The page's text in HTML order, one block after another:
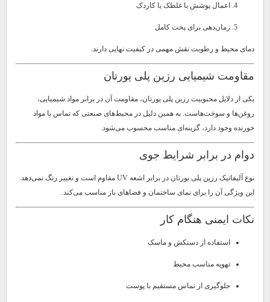
اعمال پوشش با غلطک یا کاردک
زمان‌دهی برای پخت کامل
دمای محیط و رطوبت نقش مهمی در کیفیت نهایی دارند.
مقاومت شیمیایی رزین پلی یورتان
یکی از دلایل محبوبیت رزین پلی یورتان، مقاومت آن در برابر مواد شیمیایی،
روغن‌ها و سوخت‌هاست. به همین دلیل در محیط‌های صنعتی که تماس با مواد
خورنده وجود دارد، گزینه‌ای مناسب محسوب می‌شود.
دوام در برابر شرایط جوی
نوع آلیفاتیک رزین پلی یورتان در برابر اشعه UV مقاوم است و تغییر رنگ نمی‌دهد.
این ویژگی آن را برای نمای ساختمان و فضاهای باز مناسب می‌کند.
نکات ایمنی هنگام کار
استفاده از دستکش و ماسک
تهویه مناسب محیط
جلوگیری از تماس مستقیم با پوست